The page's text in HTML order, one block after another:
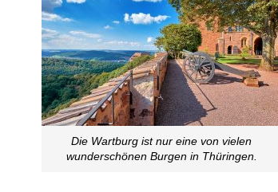
Die Wartburg ist nur eine von vielen
wunderschönen Burgen in Thüringen.